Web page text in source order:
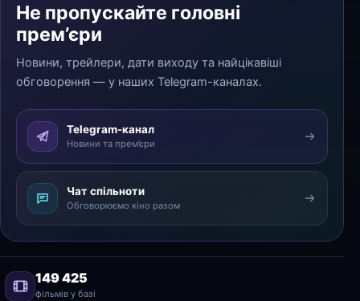
Не пропускайте головні
прем’єри
Новини, трейлери, дати виходу та найцікавіші
обговорення — у наших Telegram-каналах.
Telegram-канал
Новини та прем’єри
Чат спільноти
Обговорюємо кіно разом
149 425
фільмів у базі